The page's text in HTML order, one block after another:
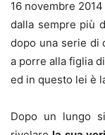
16 novembre
dalla sempre più
dopo una serie di
a porre alla figlia di
ed in questo lei è
Dopo un lungo